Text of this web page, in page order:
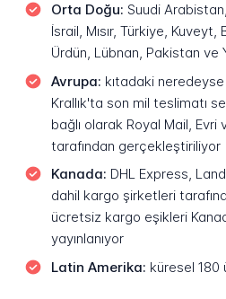
Orta Doğu: Suudi
İsrail, Mısır, Türkiye,
Ürdün, Lübnan, Pakistan ve
Avrupa: kıtadaki
Krallık'ta son mil teslimatı
bağlı olarak Royal Mail,
tarafından gerçekleştiriliyor
Kanada: DHL Express,
dahil kargo şirketleri
ücretsiz kargo eşikleri
yayınlanıyor
Latin Amerika: küresel 180